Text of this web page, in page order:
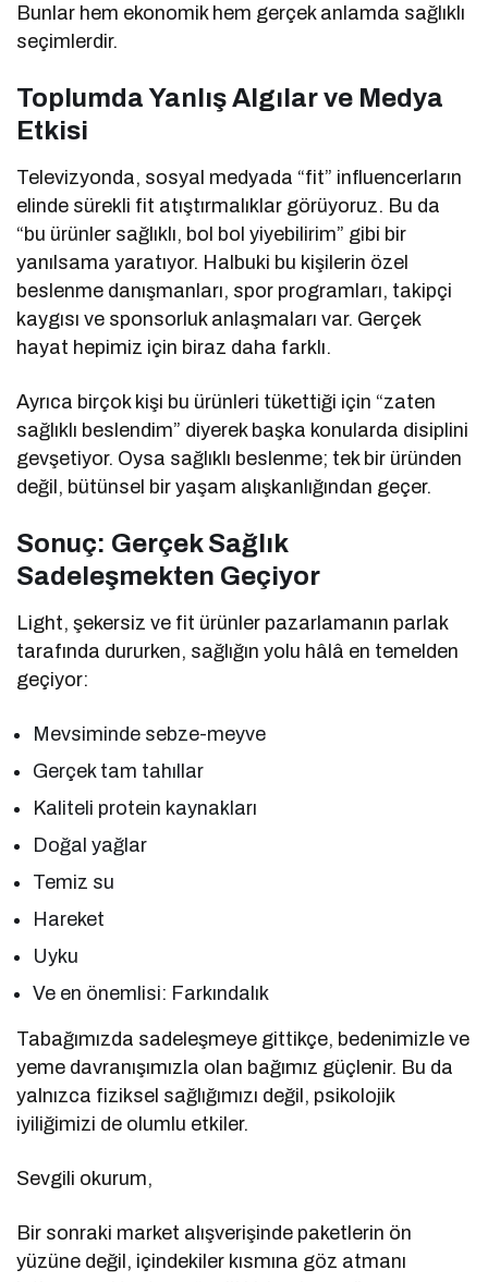
Bunlar hem ekonomik hem gerçek anlamda sağlıklı
seçimlerdir.
Toplumda Yanlış Algılar ve Medya
Etkisi
Televizyonda, sosyal medyada “fit” influencerların
elinde sürekli fit atıştırmalıklar görüyoruz. Bu da
“bu ürünler sağlıklı, bol bol yiyebilirim” gibi bir
yanılsama yaratıyor. Halbuki bu kişilerin özel
beslenme danışmanları, spor programları, takipçi
kaygısı ve sponsorluk anlaşmaları var. Gerçek
hayat hepimiz için biraz daha farklı.
Ayrıca birçok kişi bu ürünleri tükettiği için “zaten
sağlıklı beslendim” diyerek başka konularda disiplini
gevşetiyor. Oysa sağlıklı beslenme; tek bir üründen
değil, bütünsel bir yaşam alışkanlığından geçer.
Sonuç: Gerçek Sağlık
Sadeleşmekten Geçiyor
Light, şekersiz ve fit ürünler pazarlamanın parlak
tarafında dururken, sağlığın yolu hâlâ en temelden
geçiyor:
Mevsiminde sebze-meyve
Gerçek tam tahıllar
Kaliteli protein kaynakları
Doğal yağlar
Temiz su
Hareket
Uyku
Ve en önemlisi: Farkındalık
Tabağımızda sadeleşmeye gittikçe, bedenimizle ve
yeme davranışımızla olan bağımız güçlenir. Bu da
yalnızca fiziksel sağlığımızı değil, psikolojik
iyiliğimizi de olumlu etkiler.
Sevgili okurum,
Bir sonraki market alışverişinde paketlerin ön
yüzüne değil, içindekiler kısmına göz atmanı